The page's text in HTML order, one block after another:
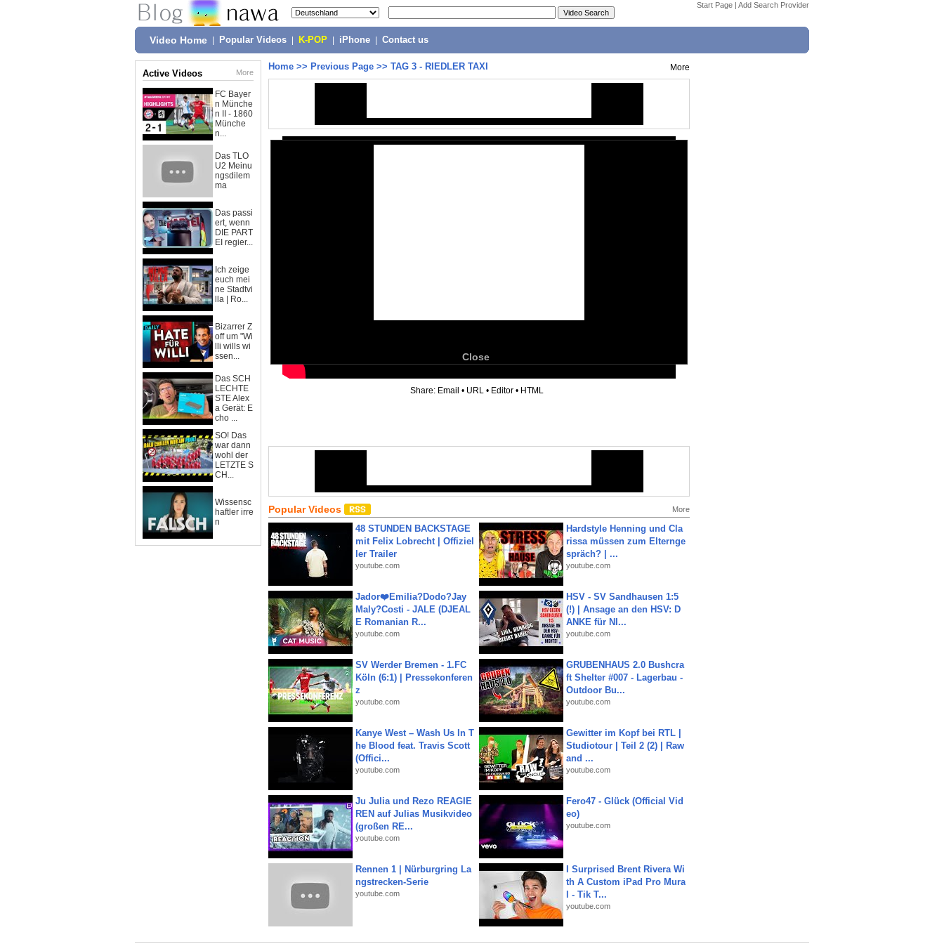
Start Page | Add Search Provider
Video Home Popular Videos K-POP iPhone Contact us
Active Videos More
FC Bayer
n Münche
n II - 1860
Münche
n...
Das TLO
U2 Meinu
ngsdilem
ma
Das passi
ert, wenn
DIE PART
EI regier...
Ich zeige
euch mei
ne Stadtvi
lla | Ro...
Bizarrer Z
off um "Wi
lli wills wi
ssen...
Das SCH
LECHTE
STE Alex
a Gerät: E
cho ...
SO! Das
war dann
wohl der
LETZTE S
CH...
Wissensc
haftler irre
n
Home >> Previous Page >> TAG 3 - RIEDLER TAXI More
Close
Share: Email • URL • Editor • HTML
Popular Videos More
48 STUNDEN BACKSTAGE
mit Felix Lobrecht | Offiziel
ler Trailer
youtube.com
Hardstyle Henning und Cla
rissa müssen zum Elternge
spräch? | ...
youtube.com
Jador❤️Emilia?Dodo?Jay
Maly?Costi - JALE (DJEAL
E Romanian R...
youtube.com
HSV - SV Sandhausen 1:5
(!) | Ansage an den HSV: D
ANKE für NI...
youtube.com
SV Werder Bremen - 1.FC
Köln (6:1) | Pressekonferen
z
youtube.com
GRUBENHAUS 2.0 Bushcra
ft Shelter #007 - Lagerbau -
Outdoor Bu...
youtube.com
Kanye West – Wash Us In T
he Blood feat. Travis Scott
(Offici...
youtube.com
Gewitter im Kopf bei RTL |
Studiotour | Teil 2 (2) | Raw
and ...
youtube.com
Ju Julia und Rezo REAGIE
REN auf Julias Musikvideo
(großen RE...
youtube.com
Fero47 - Glück (Official Vid
eo)
youtube.com
Rennen 1 | Nürburgring La
ngstrecken-Serie
youtube.com
I Surprised Brent Rivera Wi
th A Custom iPad Pro Mura
l - Tik T...
youtube.com